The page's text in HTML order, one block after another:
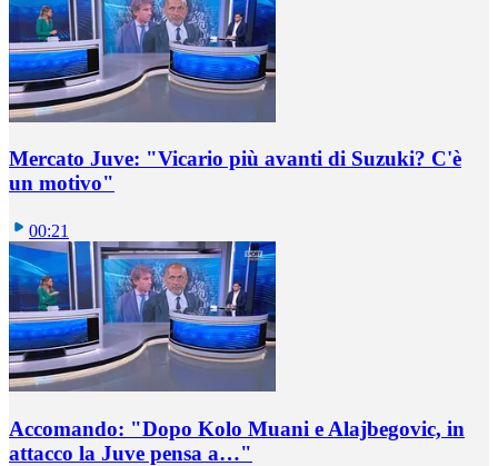
Mercato Juve: "Vicario più avanti di Suzuki? C'è
un motivo"
00:21
Accomando: "Dopo Kolo Muani e Alajbegovic, in
attacco la Juve pensa a…"